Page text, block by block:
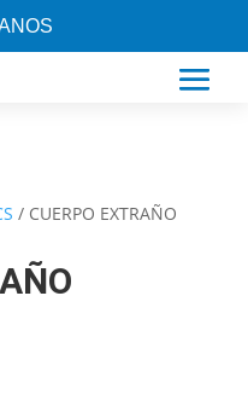
/ CUERPO EXTRAÑO